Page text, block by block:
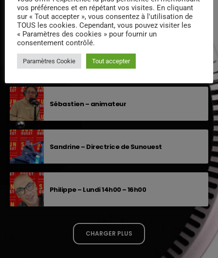
Sylvain « animateur »
Stéphanie – Animatrice-Réalisatrice
Sébastien – animateur
Sandrine – Directrice de Sunouest
Philippe – Lundi 14h00 – 16h00
CHARGER PLUS
vos préférences et en répétant vos visites. En cliquant
sur « Tout accepter », vous consentez à l'utilisation de
TOUS les cookies. Cependant, vous pouvez visiter les
« Paramètres des cookies » pour fournir un
consentement contrôlé.
Paramètres Cookie Tout accepter